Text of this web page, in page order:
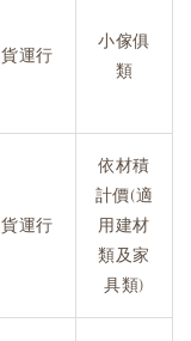
貨運行
小傢俱
類
貨運行
依材積
計價(適
用建材
類及家
具類)